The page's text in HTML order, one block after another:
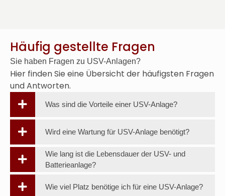
Häufig gestellte Fragen
Sie haben Fragen zu USV-Anlagen?
Hier finden Sie eine Übersicht der häufigsten Fragen
und Antworten.
Was sind die Vorteile einer USV-Anlage?
Wird eine Wartung für USV-Anlage benötigt?
Wie lang ist die Lebensdauer der USV- und
Batterieanlage?
Wie viel Platz benötige ich für eine USV-Anlage?